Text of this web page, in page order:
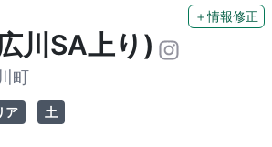
＋情報修正
川SA上り)
町
ア
土